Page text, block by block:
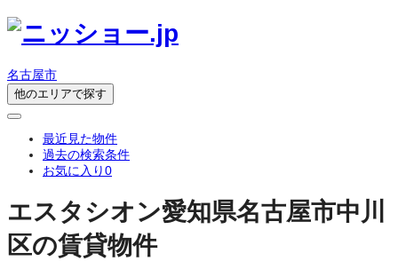
名古屋市
他のエリアで探す
最近見た物件
過去の検索条件
お気に入り0
エスタシオン愛知県名古屋市中川
区の賃貸物件